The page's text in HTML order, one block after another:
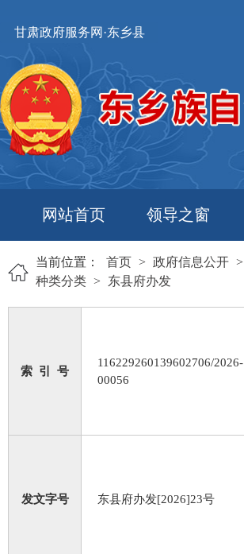
甘肃政府服务网·东乡县
网站首页 领导之窗
当前位置： 首页 > 政府信息公开 >
种类分类 > 东县府办发
索 引 号
116229260139602706/2026-
00056
发文字号 东县府办发[2026]23号